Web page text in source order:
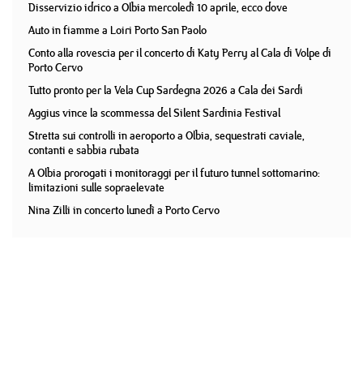
Disservizio idrico a Olbia mercoledì 10 aprile, ecco dove
Auto in fiamme a Loiri Porto San Paolo
Conto alla rovescia per il concerto di Katy Perry al Cala di Volpe di
Porto Cervo
Tutto pronto per la Vela Cup Sardegna 2026 a Cala dei Sardi
Aggius vince la scommessa del Silent Sardinia Festival
Stretta sui controlli in aeroporto a Olbia, sequestrati caviale,
contanti e sabbia rubata
A Olbia prorogati i monitoraggi per il futuro tunnel sottomarino:
limitazioni sulle sopraelevate
Nina Zilli in concerto lunedì a Porto Cervo